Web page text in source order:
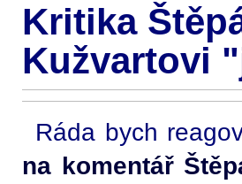
Kritika
Kužvartovi
Ráda bych
na komentář